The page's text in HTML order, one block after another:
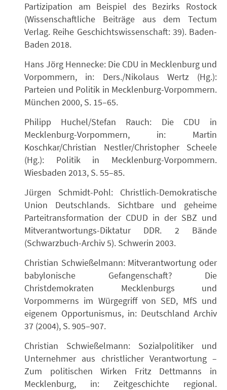
Partizipation am Beispiel des Bezirks Rostock
(Wissenschaftliche Beiträge aus dem Tectum
Verlag. Reihe Geschichtswissenschaft: 39). Baden-
Baden 2018.
Hans Jörg Hennecke: Die CDU in Mecklenburg und
Vorpommern, in: Ders./Nikolaus Wertz (Hg.):
Parteien und Politik in Mecklenburg-Vorpommern.
München 2000, S. 15–65.
Philipp Huchel/Stefan Rauch: Die CDU in
Mecklenburg-Vorpommern, in: Martin
Koschkar/Christian Nestler/Christopher Scheele
(Hg.): Politik in Mecklenburg-Vorpommern.
Wiesbaden 2013, S. 55–85.
Jürgen Schmidt-Pohl: Christlich-Demokratische
Union Deutschlands. Sichtbare und geheime
Parteitransformation der CDUD in der SBZ und
Mitverantwortungs-Diktatur DDR. 2 Bände
(Schwarzbuch-Archiv 5). Schwerin 2003.
Christian Schwießelmann: Mitverantwortung oder
babylonische Gefangenschaft? Die
Christdemokraten Mecklenburgs und
Vorpommerns im Würgegriff von SED, MfS und
eigenem Opportunismus, in: Deutschland Archiv
37 (2004), S. 905–907.
Christian Schwießelmann: Sozialpolitiker und
Unternehmer aus christlicher Verantwortung –
Zum politischen Wirken Fritz Dettmanns in
Mecklenburg, in: Zeitgeschichte regional.